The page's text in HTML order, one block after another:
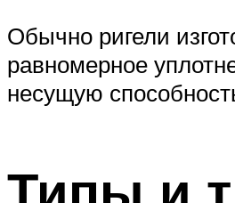
Обычно ригели
равномерное
несущую
Типы и